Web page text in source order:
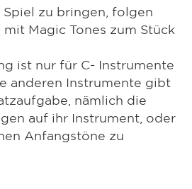
zu bringen, folgen
Magic Tones zum Stück
ist nur für C- Instrumente
anderen Instrumente gibt
nämlich die
auf ihr Instrument, oder
Anfangstöne zu